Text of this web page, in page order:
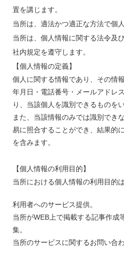
置を講じます。
当所は、適法かつ適正な方法で個
当所は、個人情報に関する法令及
社内規定を遵守します。
【個人情報の定義】
個人に関する情報であり、その情
年月日・電話番号・メールアドレ
り、当該個人を識別できるものをい
また、当該情報のみでは識別でき
易に照合することができ、結果的
を含みます。
【個人情報の利用目的】
当所における個人情報の利用目的
利用者へのサービス提供。
当所がWEB上で掲載する記事作成
集。
当所のサービスに関するお問い合